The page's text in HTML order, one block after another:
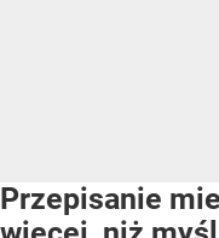
Przepisanie